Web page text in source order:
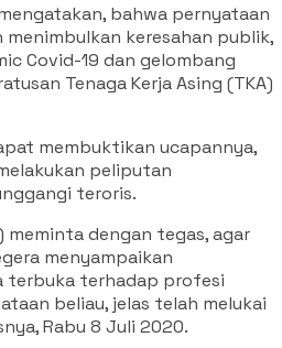
bahwa pernyataan
keresahan publik,
Covid-19 dan gelombang
Tenaga Kerja Asing (TKA)
membuktikan ucapannya,
peliputan
teroris.
meminta dengan tegas, agar
menyampaikan
terbuka terhadap profesi
beliau, jelas telah melukai
Rabu 8 Juli 2020.